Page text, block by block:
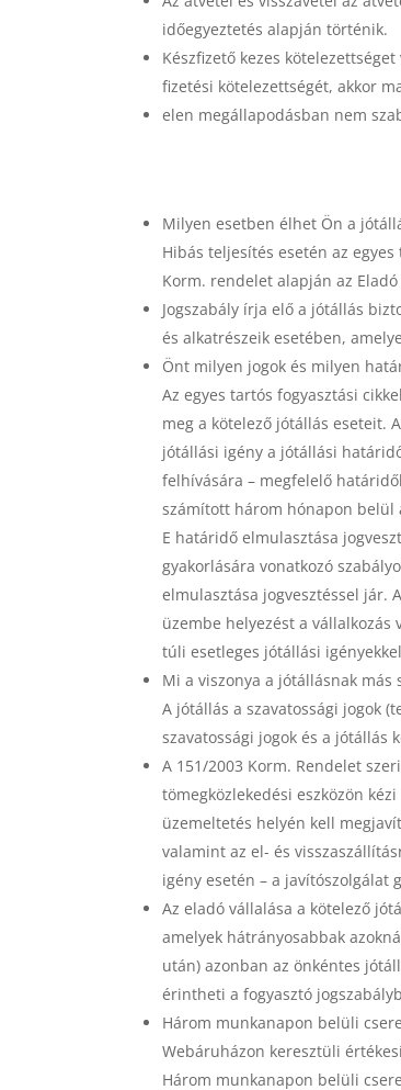
időegyeztetés alapján történik.
Készfizető kezes
fizetési kötelezettségét, akkor
elen megállapodásban nem
Milyen esetben élhet Ön a
Hibás teljesítés esetén az
Korm. rendelet alapján az
Jogszabály írja elő a jótállás
és alkatrészeik esetében,
Önt milyen jogok és milyen
Az egyes tartós fogyasztási
meg a kötelező jótállás eseteit.
jótállási igény a jótállási
felhívására – megfelelő
számított három hónapon belül
E határidő elmulasztása
gyakorlására vonatkozó
elmulasztása jogvesztéssel jár.
üzembe helyezést a vállalkozás
túli esetleges jótállási
Mi a viszonya a jótállásnak más
A jótállás a szavatossági jogok
szavatossági jogok és a jótállás
A 151/2003 Korm. Rendelet
tömegközlekedési eszközön
üzemeltetés helyén kell
valamint az el- és
igény esetén – a javítószolgálat
Az eladó vállalása a kötelező
amelyek hátrányosabbak
után) azonban az önkéntes
érintheti a fogyasztó
Három munkanapon belüli
Webáruházon keresztüli
Három munkanapon belüli